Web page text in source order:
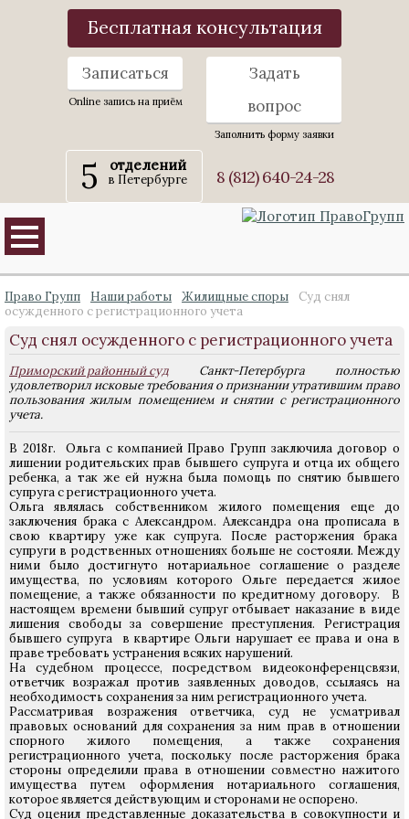
Бесплатная консультация
Записаться
Online запись на приём
Задать
вопрос
Заполнить форму заявки
5 отделений
в Петербурге 8 (812) 640-24-28
Право Групп Наши работы Жилищные споры
Суд снял
осужденного с регистрационного учета
Суд снял осужденного с регистрационного учета
Приморский районный суд Санкт-Петербурга полностью
удовлетворил исковые требования о признании утратившим право
пользования жилым помещением и снятии с регистрационного
учета.
В 2018г. Ольга с компанией Право Групп заключила договор о
лишении родительских прав бывшего супруга и отца их общего
ребенка, а так же ей нужна была помощь по снятию бывшего
супруга с регистрационного учета.
Ольга являлась собственником жилого помещения еще до
заключения брака с Александром. Александра она прописала в
свою квартиру уже как супруга. После расторжения брака
супруги в родственных отношениях больше не состояли. Между
ними было достигнуто нотариальное соглашение о разделе
имущества, по условиям которого Ольге передается жилое
помещение, а также обязанности по кредитному договору. В
настоящем времени бывший супруг отбывает наказание в виде
лишения свободы за совершение преступления. Регистрация
бывшего супруга в квартире Ольги нарушает ее права и она в
праве требовать устранения всяких нарушений.
На судебном процессе, посредством видеоконференцсвязи,
ответчик возражал против заявленных доводов, ссылаясь на
необходимость сохранения за ним регистрационного учета.
Рассматривая возражения ответчика, суд не усматривал
правовых оснований для сохранения за ним прав в отношении
спорного жилого помещения, а также сохранения
регистрационного учета, поскольку после расторжения брака
стороны определили права в отношении совместно нажитого
имущества путем оформления нотариального соглашения,
которое является действующим и сторонами не оспорено.
Суд оценил представленные доказательства в совокупности и